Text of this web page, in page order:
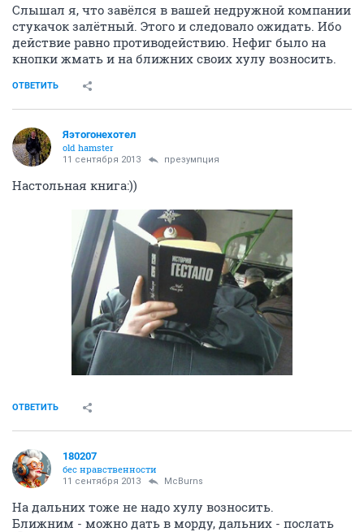
Слышал я, что завёлся в вашей недружной компании
стукачок залётный. Этого и следовало ожидать. Ибо
действие равно противодействию. Нефиг было на
кнопки жмать и на ближних своих хулу возносить.
ОТВЕТИТЬ
Яэтогонехотел
old hamster
11 сентября 2013 презумпция
Настольная книга:))
ОТВЕТИТЬ
180207
бес нравственности
11 сентября 2013 McBurns
На дальних тоже не надо хулу возносить.
Ближним - можно дать в морду, дальних - послать